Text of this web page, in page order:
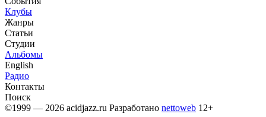
Клубы
Жанры
Статьи
Студии
Альбомы
English
Радио
Контакты
Поиск
©1999 — 2026 acidjazz.ru Разработано nettoweb 12+